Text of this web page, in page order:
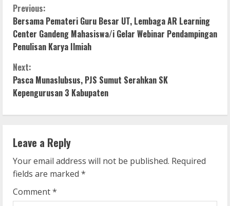
C
o
n
t
i
n
u
e
R
Previous:
Bersama Pemateri Guru Besar UT, Lembaga AR Learning
Center Gandeng Mahasiswa/i Gelar Webinar Pendampingan
Penulisan Karya Ilmiah
Next:
Pasca Munaslubsus, PJS Sumut Serahkan SK
Kepengurusan 3 Kabupaten
Leave a Reply
Your email address will not be published. Required
fields are marked *
Comment*